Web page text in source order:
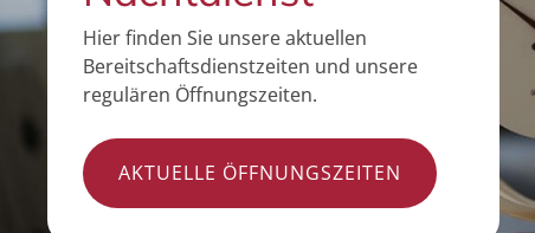
Hier finden Sie unsere aktuellen
Bereitschaftsdienstzeiten und unsere
regulären Öffnungszeiten.
AKTUELLE ÖFFNUNGSZEITEN